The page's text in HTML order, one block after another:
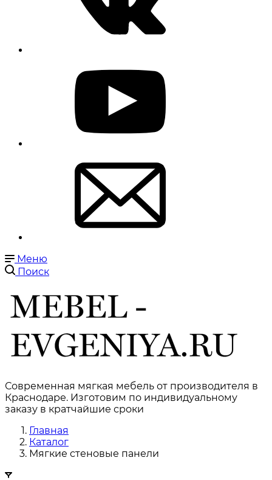
Меню
Поиск
Современная мягкая мебель от производителя в
Краснодаре. Изготовим по индивидуальному
заказу в кратчайшие сроки
Главная
Каталог
Мягкие стеновые панели